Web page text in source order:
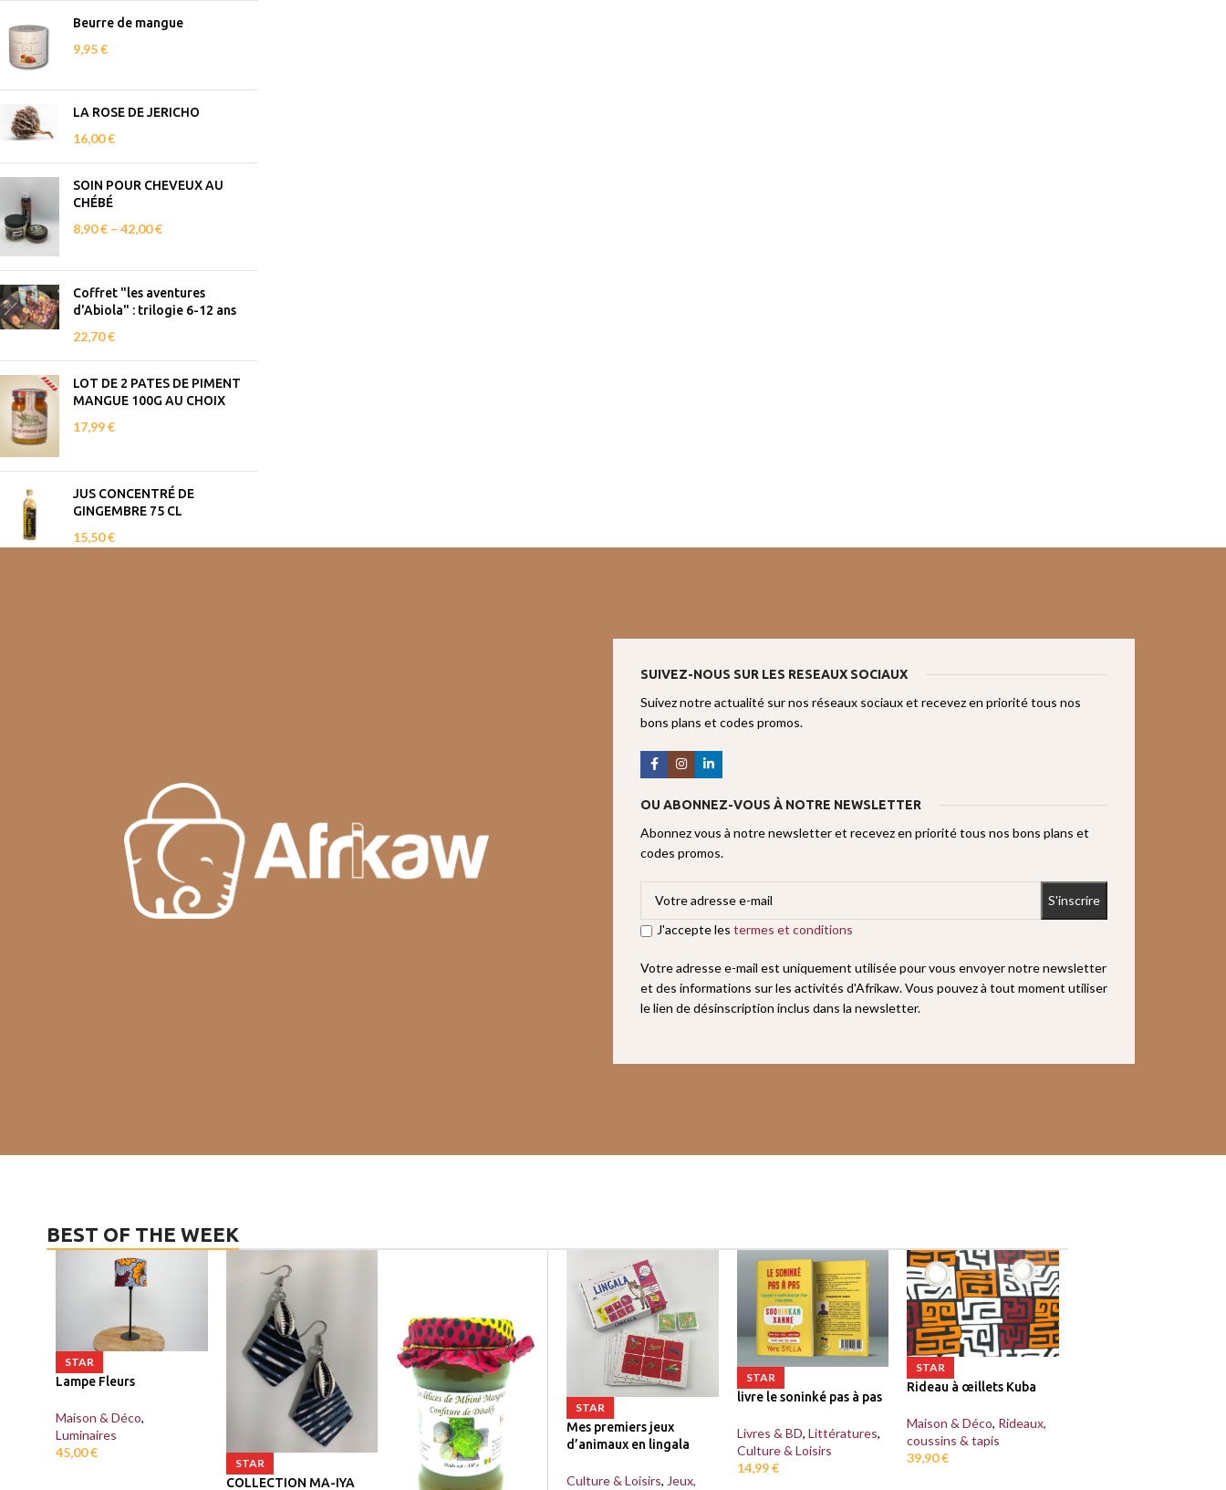
Beurre de mangue
9,95€
LA ROSE DE JERICHO
16,00€
SOIN POUR CHEVEUX AU
CHÉBÉ
8,90€ – 42,00€
Coffret "les aventures
d'Abiola" : trilogie 6-12 ans
22,70€
LOT DE 2 PATES DE PIMENT
MANGUE 100G AU CHOIX
17,99€
JUS CONCENTRÉ DE
GINGEMBRE 75 CL
15,50€
SUIVEZ-NOUS SUR LES RESEAUX SOCIAUX
Suivez notre actualité sur nos réseaux sociaux et recevez en priorité tous nos
bons plans et codes promos.
OU ABONNEZ-VOUS À NOTRE NEWSLETTER
Abonnez vous à notre newsletter et recevez en priorité tous nos bons plans et
codes promos.
J'accepte les termes et conditions
Votre adresse e-mail est uniquement utilisée pour vous envoyer notre newsletter
et des informations sur les activités d'Afrikaw. Vous pouvez à tout moment utiliser
le lien de désinscription inclus dans la newsletter.
BEST OF THE WEEK
STAR
Lampe Fleurs
Maison & Déco,
Luminaires
45,00€
STAR
COLLECTION MA-IYA
STAR
Mes premiers jeux
d’animaux en lingala
Culture & Loisirs, Jeux,
STAR
livre le soninké pas à pas
Livres & BD, Littératures,
Culture & Loisirs
14,99€
STAR
Rideau à œillets Kuba
Maison & Déco, Rideaux,
coussins & tapis
39,90€